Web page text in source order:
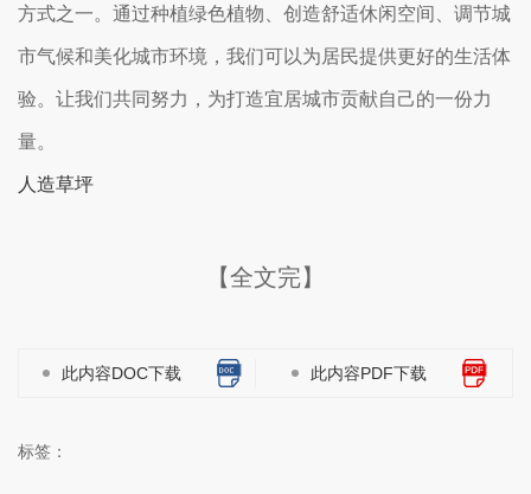
方式之一。通过种植绿色植物、创造舒适休闲空间、调节城
市气候和美化城市环境，我们可以为居民提供更好的生活体
验。让我们共同努力，为打造宜居城市贡献自己的一份力
量。
人造草坪
【全文完】
此内容DOC下载 此内容PDF下载
标签：